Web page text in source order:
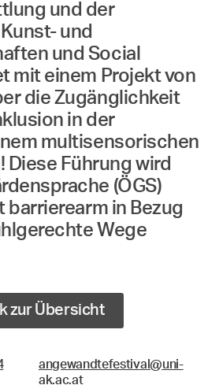
und der
und
und Social
mit einem Projekt von
die Zugänglichkeit
in der
multisensorischen
Diese Führung wird
(ÖGS)
in Bezug
Wege
zur Übersicht
angewandtefestival@uni-
ak.ac.at